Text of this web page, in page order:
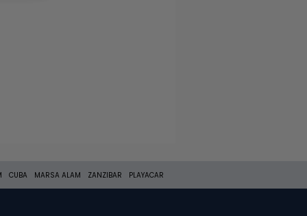
CUBA MARSA ALAM ZANZIBAR PLAYACAR